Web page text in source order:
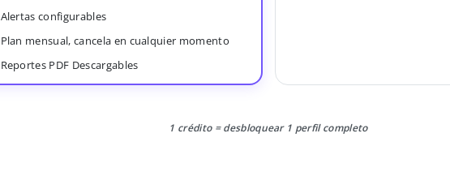
Alertas configurables
Plan mensual, cancela en cualquier momento
Reportes PDF Descargables
1 crédito = desbloquear 1 perfil completo